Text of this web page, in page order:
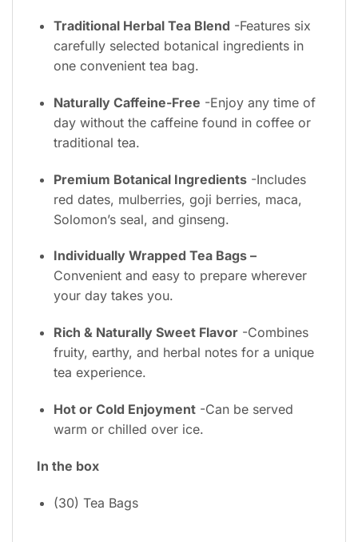
Traditional Herbal Tea Blend -Features six
carefully selected botanical ingredients in
one convenient tea bag.
Naturally Caffeine-Free -Enjoy any time of
day without the caffeine found in coffee or
traditional tea.
Premium Botanical Ingredients-Includes
red dates, mulberries, goji berries, maca,
Solomon’s seal, and ginseng.
Individually Wrapped Tea Bags –
Convenient and easy to prepare wherever
your day takes you.
Rich & Naturally Sweet Flavor-Combines
fruity, earthy, and herbal notes for a unique
tea experience.
Hot or Cold Enjoyment-Can be served
warm or chilled over ice.
In the box
(30) Tea Bags